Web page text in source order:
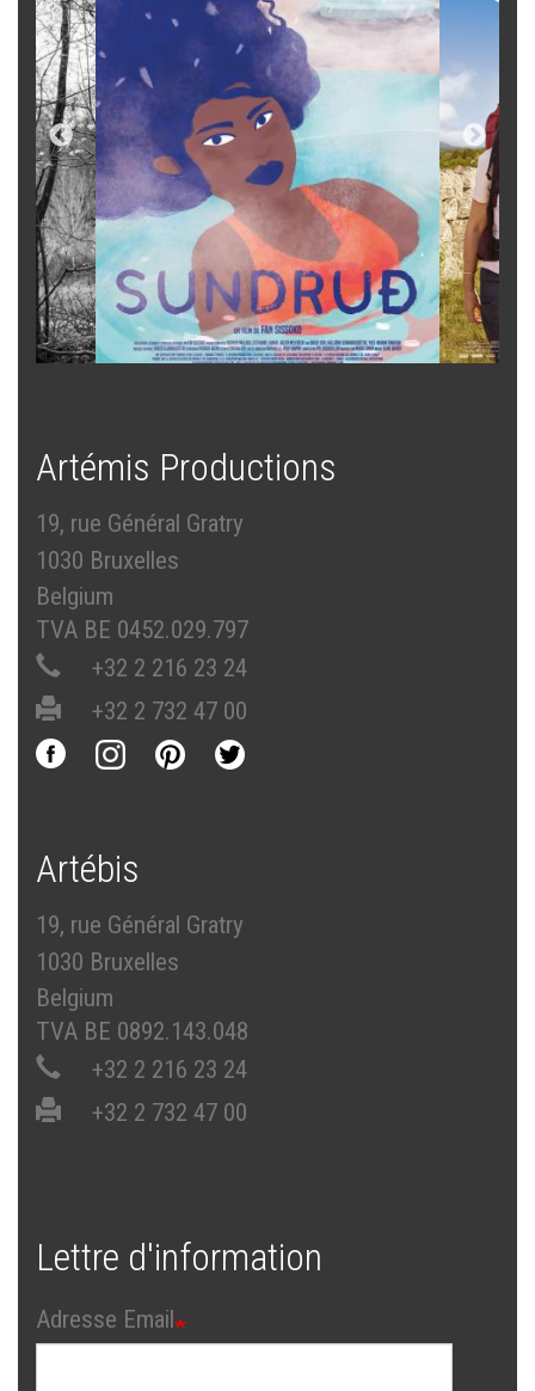
Artémis Productions
19, rue Général Gratry
1030 Bruxelles
Belgium
TVA BE 0452.029.797
+32 2 216 23 24
+32 2 732 47 00
Artébis
19, rue Général Gratry
1030 Bruxelles
Belgium
TVA BE 0892.143.048
+32 2 216 23 24
+32 2 732 47 00
Lettre d'information
Adresse Email